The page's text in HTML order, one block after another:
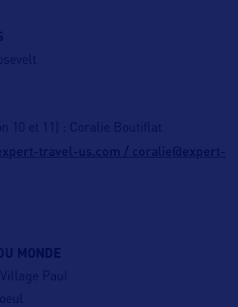
10 et 11) : Coralie Boutiflat
travel-us.com / c oralie@expert-
MONDE
Paul